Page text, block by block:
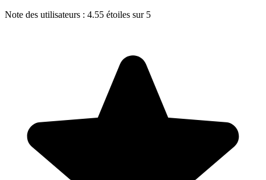
Note des utilisateurs : 4.55 étoiles sur 5